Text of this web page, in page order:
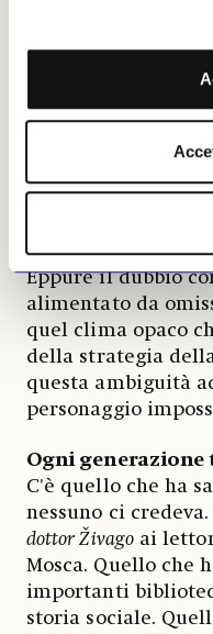
ma un rivoluzionario
Feltrinelli seduto
mentre prepara
scaraventa a terra.
magistratura farà
viene considerata
Eppure il dubbio
alimentato da
quel clima opaco
della strategia
questa ambiguità
personaggio
Ogni
C'è quello che ha
nessuno ci
dottor Živagoai
Mosca. Quello che
importanti
storia sociale.